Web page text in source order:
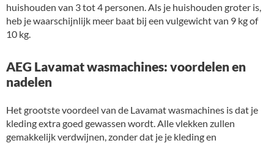
huishouden van 3 tot 4 personen. Als je huishouden groter is,
heb je waarschijnlijk meer baat bij een vulgewicht van 9 kg of
10 kg.
AEG Lavamat wasmachines: voordelen en
nadelen
Het grootste voordeel van de Lavamat wasmachines is dat je
kleding extra goed gewassen wordt. Alle vlekken zullen
gemakkelijk verdwijnen, zonder dat je je kleding en